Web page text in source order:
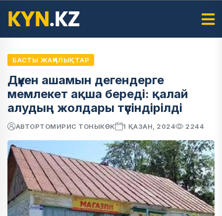
БАСТЫ ЖАҢАЛЫҚТАР
Дүкен ашамын дегендерге
мемлекет ақша береді: қалай
алудың жолдары түсіндірілді
АВТОРТОМИРИС ТОНЫКӨК 1 ҚАЗАН, 2024 2244